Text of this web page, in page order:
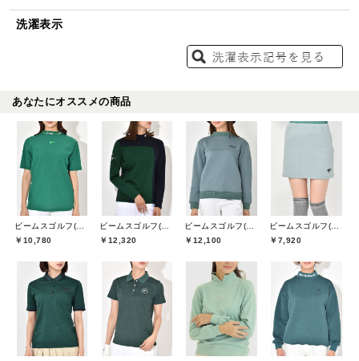
洗濯表示
あなたにオススメの商品
ビームスゴルフ(BEAMS GOLF)
￥10,780
ビームスゴルフ(BEAMS GOLF)
￥12,320
ビームスゴルフ(BEAMS GOLF)
￥12,100
ビームスゴルフ(BEAMS GOLF)
￥7,920